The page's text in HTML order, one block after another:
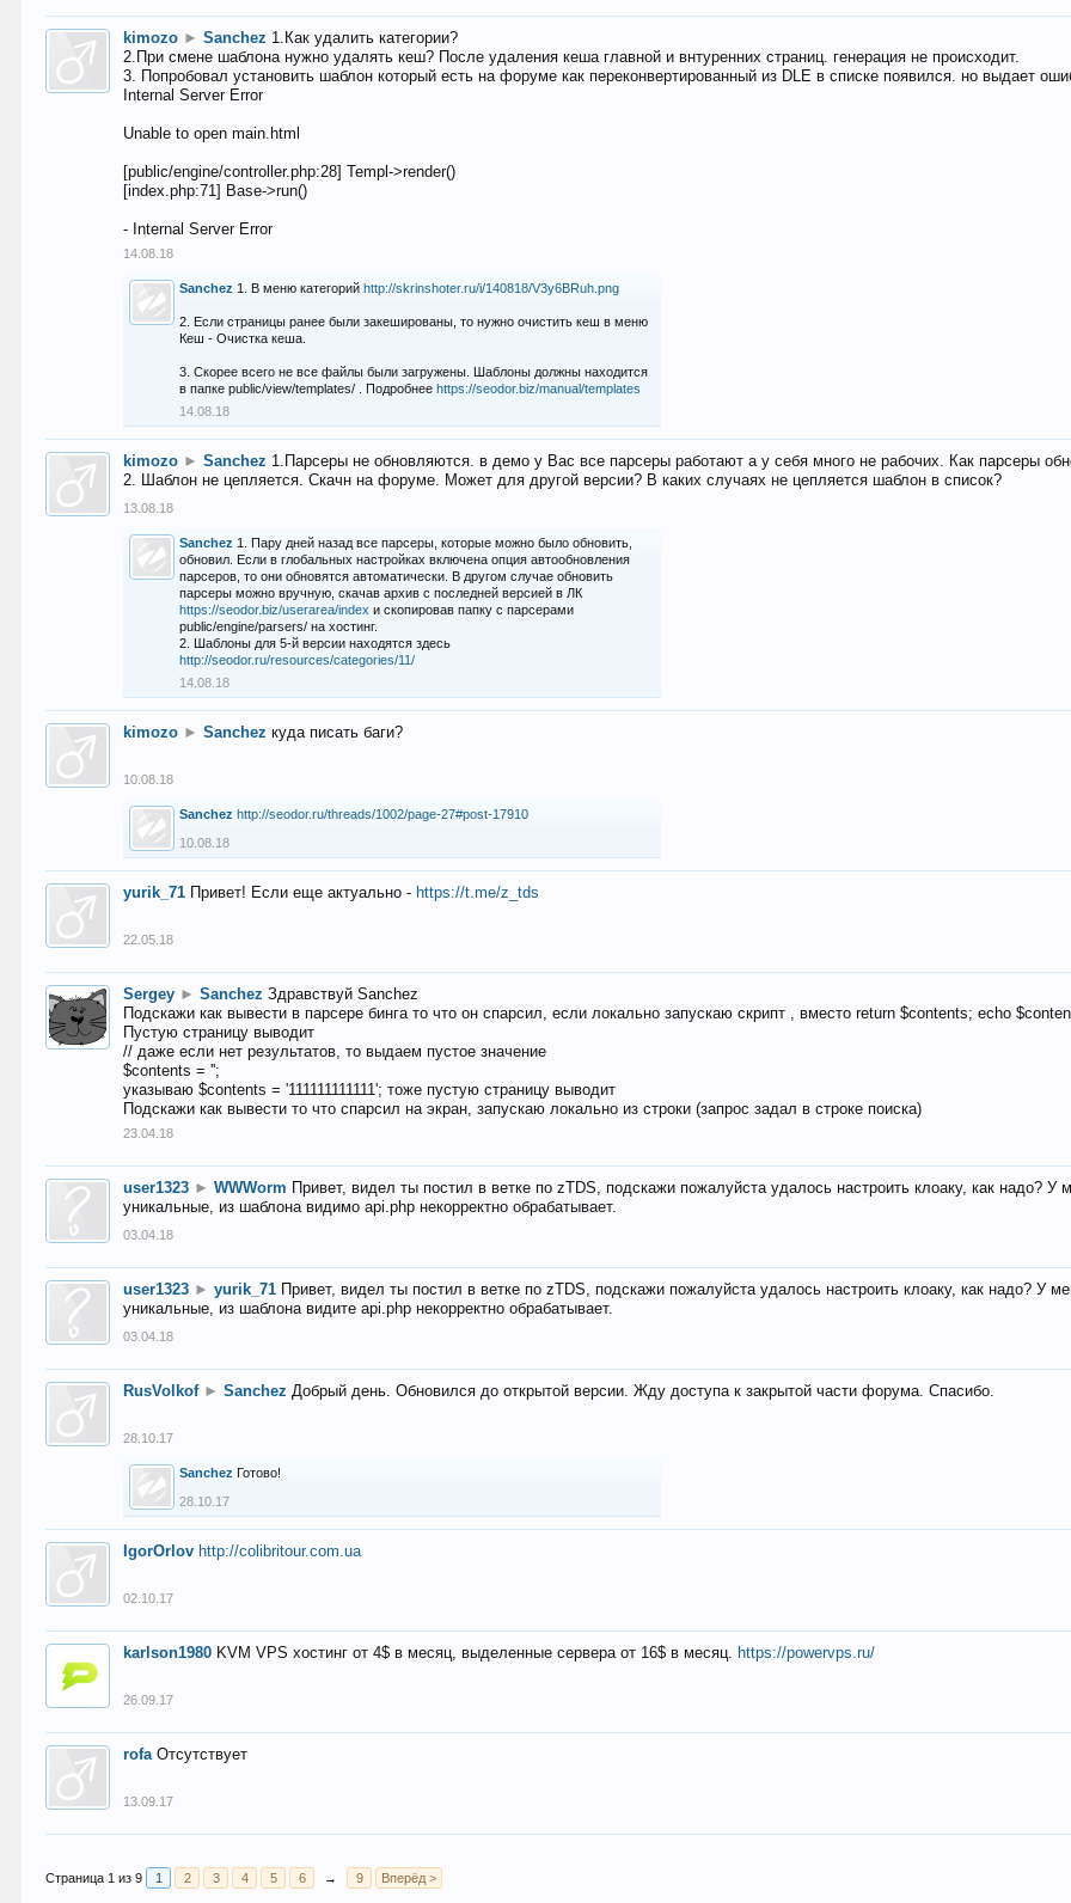
kimozo ► Sanchez 1.Как удалить категории?
2.При смене шаблона нужно удалять кеш? После удаления кеша главной и внтуренних страниц. генерация не происходит.
3. Попробовал установить шаблон который есть на форуме как переконвертированный из DLE в списке появился. но выдает
Internal Server Error
Unable to open main.html
[public/engine/controller.php:28] Templ->render()
[index.php:71] Base->run()
- Internal Server Error
14.08.18
Sanchez 1. В меню категорийhttp://skrinshoter.ru/i/140818/V3y6BRuh.png
2. Если страницы ранее были закешированы, то нужно очистить кеш в меню
Кеш - Очистка кеша.
3. Скорее всего не все файлы были загружены. Шаблоны должны находится
в папке public/view/templates/ . Подробнееhttps://seodor.biz/manual/templates
14.08.18
kimozo ► Sanchez 1.Парсеры не обновляются. в демо у Вас все парсеры работают а у себя много не рабочих. Как парсеры
2. Шаблон не цепляется. Скачн на форуме. Может для другой версии? В каких случаях не цепляется шаблон в список?
13.08.18
Sanchez 1. Пару дней назад все парсеры, которые можно было обновить,
обновил. Если в глобальных настройках включена опция автообновления
парсеров, то они обновятся автоматически. В другом случае обновить
парсеры можно вручную, скачав архив с последней версией в ЛК
https://seodor.biz/userarea/index и скопировав папку с парсерами
public/engine/parsers/ на хостинг.
2. Шаблоны для 5-й версии находятся здесь
http://seodor.ru/resources/categories/11/
14.08.18
kimozo ► Sanchez куда писать баги?
10.08.18
Sanchez http://seodor.ru/threads/1002/page-27#post-17910
10.08.18
yurik_71 Привет! Если еще актуально - https://t.me/z_tds
22.05.18
Sergey ► Sanchez Здравствуй Sanchez
Подскажи как вывести в парсере бинга то что он спарсил, если локально запускаю скрипт , вместо return $contents; echo
Пустую страницу выводит
// даже если нет результатов, то выдаем пустое значение
$contents = '';
указываю $contents = '111111111111'; тоже пустую страницу выводит
Подскажи как вывести то что спарсил на экран, запускаю локально из строки (запрос задал в строке поиска)
23.04.18
user1323 ► WWWorm Привет, видел ты постил в ветке по zTDS, подскажи пожалуйста удалось настроить клоаку, как надо?
уникальные, из шаблона видимо api.php некорректно обрабатывает.
03.04.18
user1323 ► yurik_71 Привет, видел ты постил в ветке по zTDS, подскажи пожалуйста удалось настроить клоаку, как надо? У
уникальные, из шаблона видите api.php некорректно обрабатывает.
03.04.18
RusVolkof ► Sanchez Добрый день. Обновился до открытой версии. Жду доступа к закрытой части форума. Спасибо.
28.10.17
Sanchez Готово!
28.10.17
IgorOrlov http://colibritour.com.ua
02.10.17
karlson1980 KVM VPS хостинг от 4$ в месяц, выделенные сервера от 16$ в месяц. https://powervps.ru/
26.09.17
rofa Отсутствует
13.09.17
Страница 1 из 9 1 2 3 4 5 6 → 9 Вперёд >